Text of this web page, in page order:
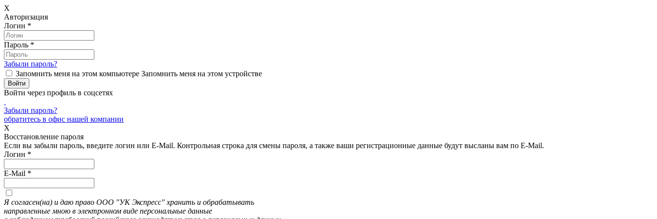
X
Авторизация
Логин *
Пароль *
Забыли пароль?
Запомнить меня на этом компьютере Запомнить меня на этом устройстве
Войти через профиль в соцсетях
Забыли пароль?
обратитесь в офис нашей компании
X
Восстановление пароля
Если вы забыли пароль, введите логин или E-Mail. Контрольная строка для смены пароля, а также ваши регистрационные данные будут высланы вам по E-Mail.
Логин *
E-Mail *
Я согласен(на) и даю право ООО "УК Экспресс" хранить и обрабатывать
направленные мною в электронном виде персональные данные